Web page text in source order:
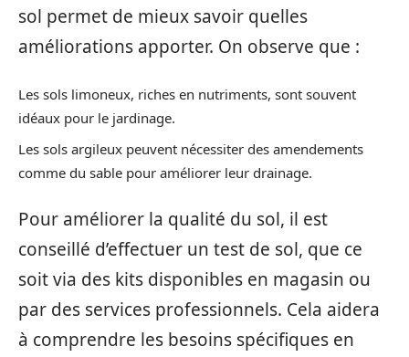
sol permet de mieux savoir quelles
améliorations apporter. On observe que :
Les sols limoneux, riches en nutriments, sont souvent
idéaux pour le jardinage.
Les sols argileux peuvent nécessiter des amendements
comme du sable pour améliorer leur drainage.
Pour améliorer la qualité du sol, il est
conseillé d’effectuer un test de sol, que ce
soit via des kits disponibles en magasin ou
par des services professionnels. Cela aidera
à comprendre les besoins spécifiques en